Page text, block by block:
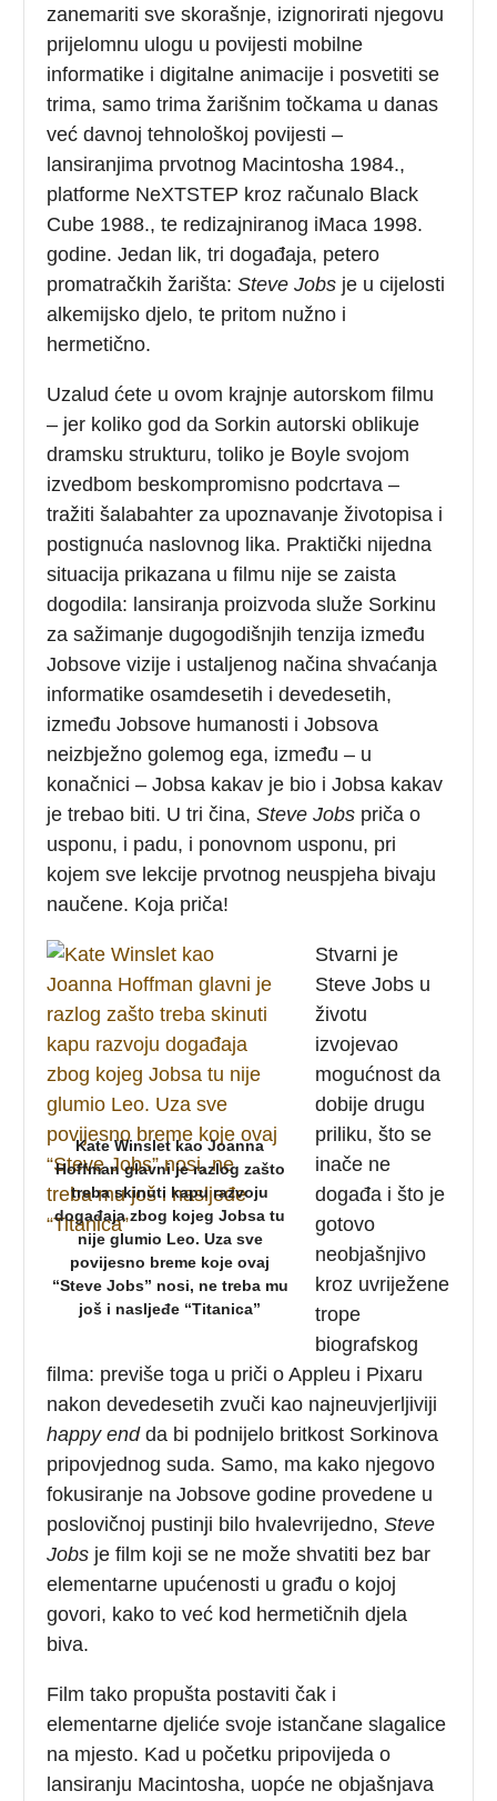
zanemariti sve skorašnje, izignorirati njegovu
prijelomnu ulogu u povijesti mobilne
informatike i digitalne animacije i posvetiti se
trima, samo trima žarišnim točkama u danas
već davnoj tehnološkoj povijesti –
lansiranjima prvotnog Macintosha 1984.,
platforme NeXTSTEP kroz računalo Black
Cube 1988., te redizajniranog iMaca 1998.
godine. Jedan lik, tri događaja, petero
promatračkih žarišta:Steve Jobs je u cijelosti
alkemijsko djelo, te pritom nužno i
hermetično.
Uzalud ćete u ovom krajnje autorskom filmu
– jer koliko god da Sorkin autorski oblikuje
dramsku strukturu, toliko je Boyle svojom
izvedbom beskompromisno podcrtava –
tražiti šalabahter za upoznavanje životopisa i
postignuća naslovnog lika. Praktički nijedna
situacija prikazana u filmu nije se zaista
dogodila: lansiranja proizvoda služe Sorkinu
za sažimanje dugogodišnjih tenzija između
Jobsove vizije i ustaljenog načina shvaćanja
informatike osamdesetih i devedesetih,
između Jobsove humanosti i Jobsova
neizbježno golemog ega, između – u
konačnici – Jobsa kakav je bio i Jobsa kakav
je trebao biti. U tri čina,Steve Jobs priča o
usponu, i padu, i ponovnom usponu, pri
kojem sve lekcije prvotnog neuspjeha bivaju
naučene. Koja priča!
Kate Winslet kao Joanna
Hoffman glavni je razlog zašto
treba skinuti kapu razvoju
događaja zbog kojeg Jobsa tu
nije glumio Leo. Uza sve
povijesno breme koje ovaj
“Steve Jobs” nosi, ne treba mu
još i nasljeđe “Titanica”
Stvarni je
Steve Jobs u
životu
izvojevao
mogućnost da
dobije drugu
priliku, što se
inače ne
događa i što je
gotovo
neobjašnjivo
kroz uvriježene
trope
biografskog
filma: previše toga u priči o Appleu i Pixaru
nakon devedesetih zvuči kao najneuvjerljiviji
happy endda bi podnijelo britkost Sorkinova
pripovjednog suda. Samo, ma kako njegovo
fokusiranje na Jobsove godine provedene u
poslovičnoj pustinji bilo hvalevrijedno,Steve
Jobs je film koji se ne može shvatiti bez bar
elementarne upućenosti u građu o kojoj
govori, kako to već kod hermetičnih djela
biva.
Film tako propušta postaviti čak i
elementarne djeliće svoje istančane slagalice
na mjesto. Kad u početku pripovijeda o
lansiranju Macintosha, uopće ne objašnjava